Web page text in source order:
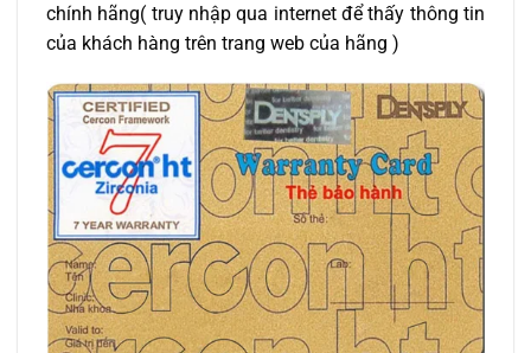
chính hãng( truy nhập qua internet để thấy thông tin
của khách hàng trên trang web của hãng )